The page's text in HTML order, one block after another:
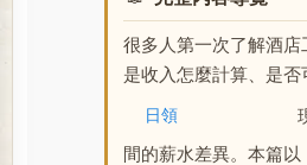
很多人第一次了解酒
是收入怎麼計算、是否
日領
間的薪水差異。本篇